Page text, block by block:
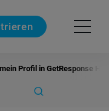
Profil in GetResponse